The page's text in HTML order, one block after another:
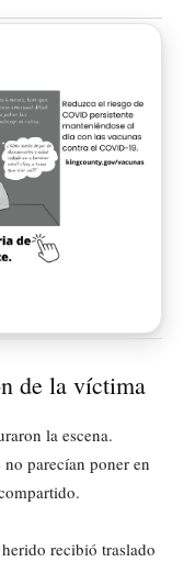
de la víctima
la escena.
parecían poner en
recibió traslado